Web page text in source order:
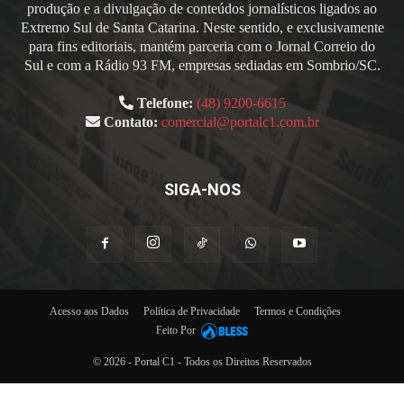
produção e a divulgação de conteúdos jornalísticos ligados ao
Extremo Sul de Santa Catarina. Neste sentido, e exclusivamente
para fins editoriais, mantém parceria com o Jornal Correio do
Sul e com a Rádio 93 FM, empresas sediadas em Sombrio/SC.
Telefone: (48) 9200-6615
Contato: comercial@portalc1.com.br
SIGA-NOS
Acesso aos Dados Política de Privacidade
Termos e Condições
Feito Por
© 2026 - Portal C1 - Todos os Direitos Reservados